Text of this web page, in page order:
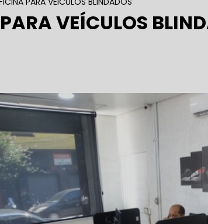
AUTO ELÉTRICA MAIS PRÓXIMO
AUTO ELÉTRICO TROCA DE
AUTO ELÉTRICA ABERTA HOJE
AUTO ELÉTRICA PRÓXIMO DE MIM
VEÍCULOS